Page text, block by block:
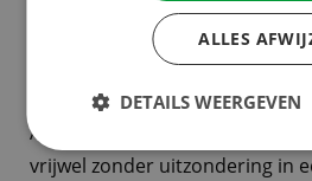
CARAVANBEZITTERS
Andelst, 12 februari 2024 –
vrijwel zonder uitzondering in
ALLES
DETAILS WEERGEVEN